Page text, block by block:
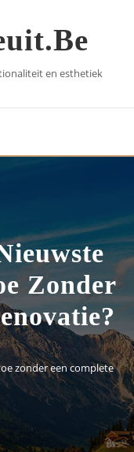
en esthetiek
Zonder
zonder een complete